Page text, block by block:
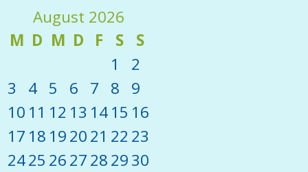
August 2026
M D M D F S
S
1
2
3
4 5 6 7 8
9
10 11 12 13 1415 16
17 18 192021 22 23
2425 2627282930